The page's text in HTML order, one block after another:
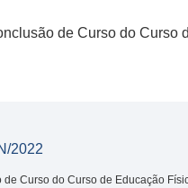
de Curso do Curso
2022
Curso do Curso de Educação